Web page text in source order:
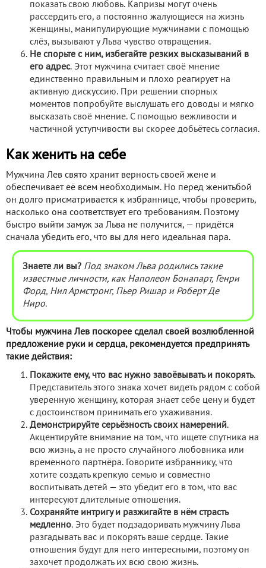
показать свою любовь. Капризы могут очень
рассердить его, а постоянно жалующиеся на жизнь
женщины, манипулирующие мужчинами с помощью
слёз, вызывают у Льва чувство отвращения.
Не спорьте с ним, избегайте резких высказываний в
его адрес. Этот мужчина считает своё мнение
единственно правильным и плохо реагирует на
активную дискуссию. При решении спорных
моментов попробуйте выслушать его доводы и мягко
высказать своё мнение. С помощью вежливости и
частичной уступчивости вы скорее добьётесь согласия.
Как женить на себе
Мужчина Лев свято хранит верность своей жене и
обеспечивает её всем необходимым. Но перед женитьбой
он долго присматривается к избраннице, чтобы проверить,
насколько она соответствует его требованиям. Поэтому
быстро выйти замуж за Льва не получится, — придётся
сначала убедить его, что вы для него идеальная пара.
Знаете ли вы? Под знаком Льва родились такие
известные личности, как Наполеон Бонапарт, Генри
Форд, Нил Армстронг, Пьер Ришар и Роберт Де
Ниро.
Чтобы мужчина Лев поскорее сделал своей возлюбленной
предложение руки и сердца, рекомендуется предпринять
такие действия:
Покажите ему, что вас нужно завоёвывать и покорять.
Представитель этого знака хочет видеть рядом с собой
уверенную женщину, которая знает себе цену и будет
с достоинством принимать его ухаживания.
Демонстрируйте серьёзность своих намерений.
Акцентируйте внимание на том, что ищете спутника на
всю жизнь, а не просто случайного любовника или
временного партнёра. Говорите избраннику, что
хотите создать крепкую семью и совместно
воспитывать детей — это убедит его в том, что вас
интересуют длительные отношения.
Сохраняйте интригу и разжигайте в нём страсть
медленно. Это будет подзадоривать мужчину Льва
разгадывать вас и покорять ваше сердце. Такие
отношения будут для него интересными, поэтому он
захочет продолжать их всю свою жизнь.